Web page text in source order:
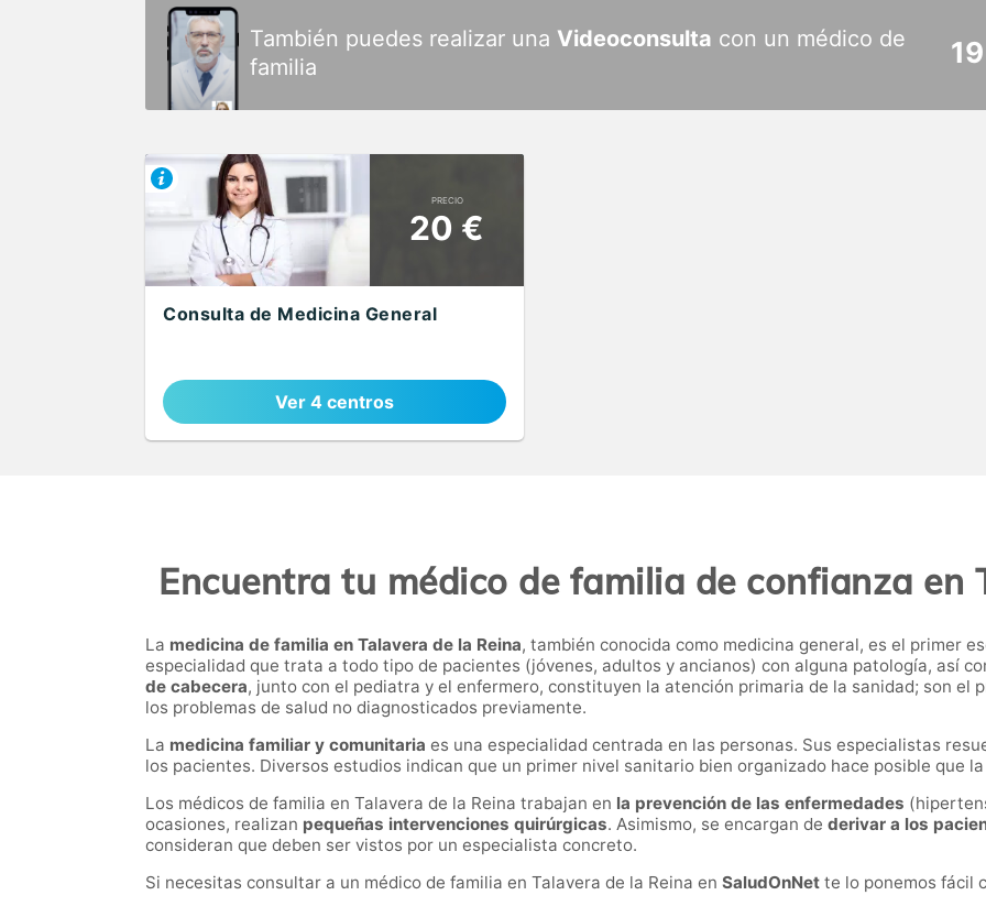
También puedes realizar una Videoconsulta con un médico de
familia
PRECIO
20 €
Consulta de Medicina General
Ver 4 centros
Encuentra tu médico de familia de confianza en
La medicina de familia en Talavera de la Reina, también conocida como medicina general, es el primer
especialidad que trata a todo tipo de pacientes (jóvenes, adultos y ancianos) con alguna patología, así
de cabecera, junto con el pediatra y el enfermero, constituyen la atención primaria de la sanidad; son el
los problemas de salud no diagnosticados previamente.
La medicina familiar y comunitaria es una especialidad centrada en las personas. Sus especialistas
los pacientes. Diversos estudios indican que un primer nivel sanitario bien organizado hace posible que
Los médicos de familia en Talavera de la Reina trabajan en la prevención de las enfermedades
ocasiones, realizan pequeñas intervenciones quirúrgicas. Asimismo, se encargan de derivar a los
consideran que deben ser vistos por un especialista concreto.
Si necesitas consultar a un médico de familia en Talavera de la Reina en SaludOnNet te lo ponemos fácil